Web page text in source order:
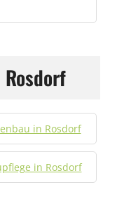
in Rosdorf
in Rosdorf